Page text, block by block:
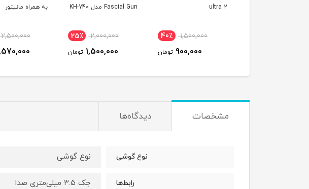
Fascial Gun مدل KH-740
2,000,000 25٪
1,500,000 تومان
به همراه مانیتور
2,500,000 38٪
1,570,000 تومان
86 MAX
3,500,000
مشخصات دیدگاه‌ها
نوع گوشی نوع گوشی
رابط‌ها جک ۳.۵ میلی‌متری صدا